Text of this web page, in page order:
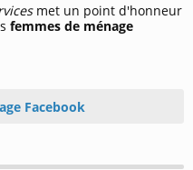
met un point d'honneur
femmes de ménage
Facebook